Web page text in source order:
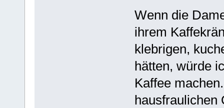
Wenn die
ihrem
klebrigen,
hätten, würde
Kaffee
hausfraulichen